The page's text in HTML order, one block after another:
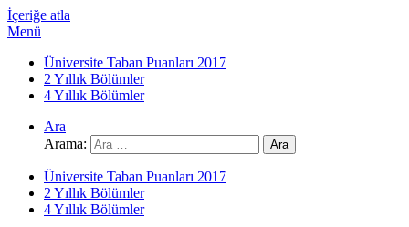
İçeriğe atla
Menü
Üniversite Taban Puanları 2017
2 Yıllık Bölümler
4 Yıllık Bölümler
Ara
Arama:
Üniversite Taban Puanları 2017
2 Yıllık Bölümler
4 Yıllık Bölümler